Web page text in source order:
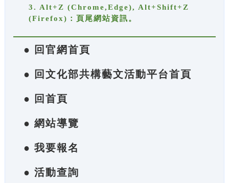
3. Alt+Z (Chrome,Edge), Alt+Shift+Z
(Firefox)：頁尾網站資訊。
● 回官網首頁
● 回文化部共構藝文活動平台首頁
● 回首頁
● 網站導覽
● 我要報名
● 活動查詢